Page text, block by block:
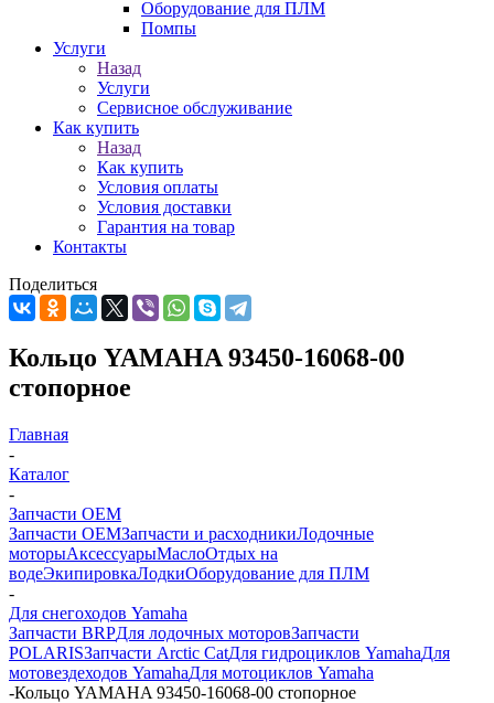
Оборудование для ПЛМ
Помпы
Услуги
Назад
Услуги
Сервисное обслуживание
Как купить
Назад
Как купить
Условия оплаты
Условия доставки
Гарантия на товар
Контакты
Поделиться
Кольцо YAMAHA 93450-16068-00
стопорное
Главная
-
Каталог
-
Запчасти OEM
Запчасти OEMЗапчасти и расходникиЛодочные
моторыАксессуарыМаслоОтдых на
водеЭкипировкаЛодкиОборудование для ПЛМ
-
Для снегоходов Yamaha
Запчасти BRPДля лодочных моторовЗапчасти
POLARISЗапчасти Arctic CatДля гидроциклов YamahaДля
мотовездеходов YamahaДля мотоциклов Yamaha
-Кольцо YAMAHA 93450-16068-00 стопорное